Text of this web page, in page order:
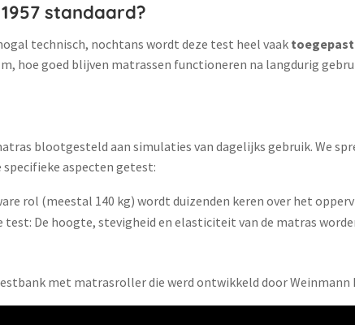
standaard?
technisch, nochtans wordt deze test heel vaak toegepast
hoe goed blijven matrassen functioneren na langdurig
blootgesteld aan simulaties van dagelijks gebruik. We
specifieke aspecten getest:
rol (meestal 140 kg) wordt duizenden keren over het
test: De hoogte, stevigheid en elasticiteit van de matras
met matrasroller die werd ontwikkeld door Weinmann